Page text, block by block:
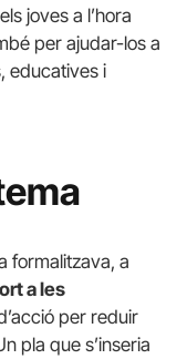
joves a l’hora
per ajudar-los a
educatives i
formalitzava, a
a les
per reduir
pla que s’inseria